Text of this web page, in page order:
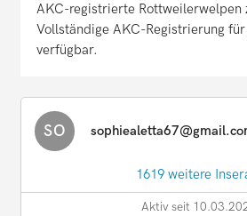
AKC-registrierte Rottweilerwelpen
Vollständige AKC-Registrierung
verfügbar.
SO
1619 weitere
Aktiv seit